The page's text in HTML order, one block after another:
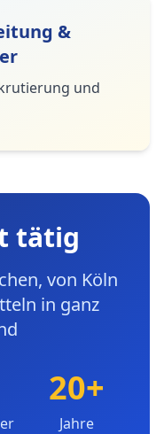
&
und
tätig
von Köln
in ganz
20+
Jahre